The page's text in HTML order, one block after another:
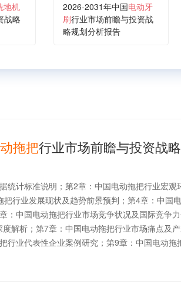
地机
战略
2026-2031年中国电动牙
刷行业市场前瞻与投资战
略规划分析报告
拖把行业市场前瞻与投资战
统计标准说明；第2章：中国电动拖把行业宏观
把行业发展现状及趋势前景预判；第4章：中国
：中国电动拖把行业市场竞争状况及国际竞争
解析；第7章：中国电动拖把行业市场痛点及
行业代表性企业案例研究；第9章：中国电动拖